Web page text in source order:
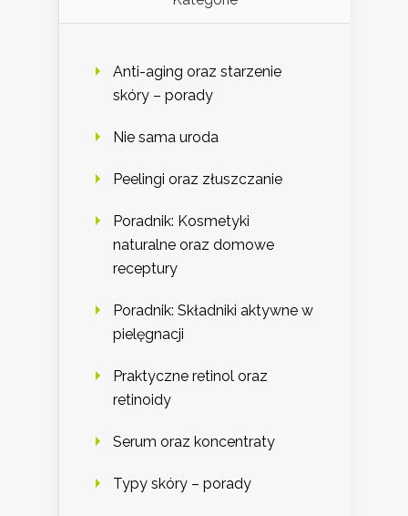
Anti-aging oraz starzenie
skóry – porady
Nie sama uroda
Peelingi oraz złuszczanie
Poradnik: Kosmetyki
naturalne oraz domowe
receptury
Poradnik: Składniki aktywne w
pielęgnacji
Praktyczne retinol oraz
retinoidy
Serum oraz koncentraty
Typy skóry – porady